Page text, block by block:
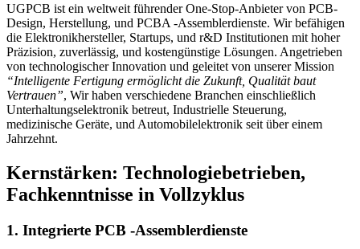
UGPCB ist ein weltweit führender One-Stop-Anbieter von PCB-
Design, Herstellung, und PCBA -Assemblerdienste. Wir befähigen
die Elektronikhersteller, Startups, und r&D Institutionen mit hoher
Präzision, zuverlässig, und kostengünstige Lösungen. Angetrieben
von technologischer Innovation und geleitet von unserer Mission
“Intelligente Fertigung ermöglicht die Zukunft, Qualität baut
Vertrauen”, Wir haben verschiedene Branchen einschließlich
Unterhaltungselektronik betreut, Industrielle Steuerung,
medizinische Geräte, und Automobilelektronik seit über einem
Jahrzehnt.
Kernstärken: Technologiebetrieben,
Fachkenntnisse in Vollzyklus
1. Integrierte PCB -Assemblerdienste